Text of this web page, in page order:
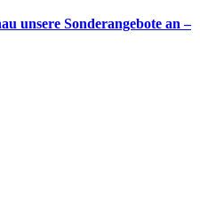
unsere Sonderangebote an –